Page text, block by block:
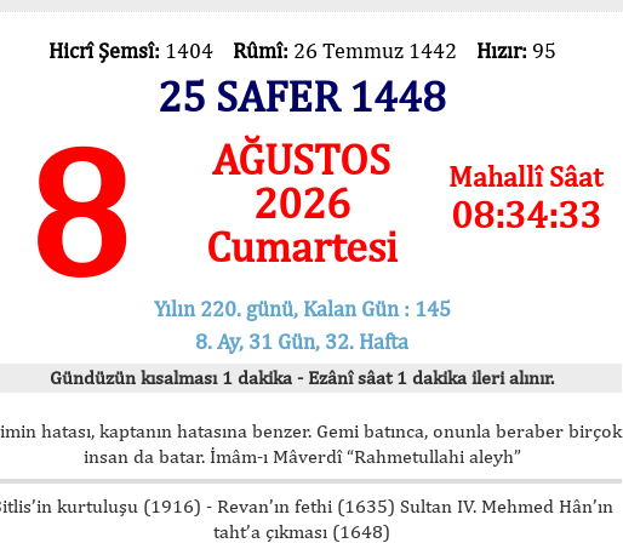
Hicrî Şemsî: 1404 Rûmî: 26 Temmuz 1442 Hızır: 95
25 SAFER 1448
8
AĞUSTOS
2026
Cumartesi
Mahallî Sâat
08:34:33
Yılın 220. günü, Kalan Gün : 145
8. Ay, 31 Gün, 32. Hafta
Gündüzün kısalması 1 dakika - Ezânî sâat 1 dakika ileri alınır.
hatası, kaptanın hatasına benzer. Gemi batınca, onunla beraber birçok
insan da batar. İmâm-ı Mâverdî “Rahmetullahi aleyh”
kurtuluşu (1916) - Revan’ın fethi (1635) Sultan IV. Mehmed Hân’ın
taht’a çıkması (1648)